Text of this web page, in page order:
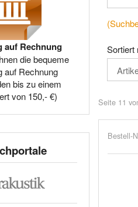
Sortiert
Seite 11
Bestell-
auf Rechnung
die bequeme
auf Rechnung
bis zu einem
von 150,- €)